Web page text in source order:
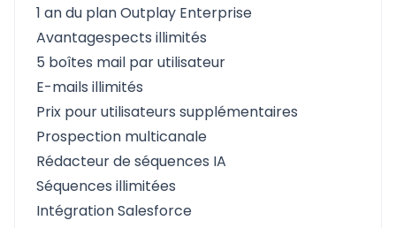
1 an du plan Outplay Enterprise
Avantagespects illimités
5 boîtes mail par utilisateur
E-mails illimités
Prix pour utilisateurs supplémentaires
Prospection multicanale
Rédacteur de séquences IA
Séquences illimitées
Intégration Salesforce